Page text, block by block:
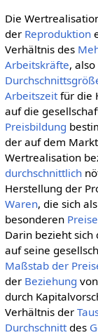
Die
der Reproduktion
Verhältnis des
Arbeitskräfte,
Arbeitszeitfür die
auf die
Preisbildung
der auf dem
Wertrealisation
durchschnittlich
Herstellung der
Waren, die sich
besonderen
Darin bezieht sich
auf seine
Maßstab der
der Beziehung von
durch
Verhältnis der
Durchschnittdes